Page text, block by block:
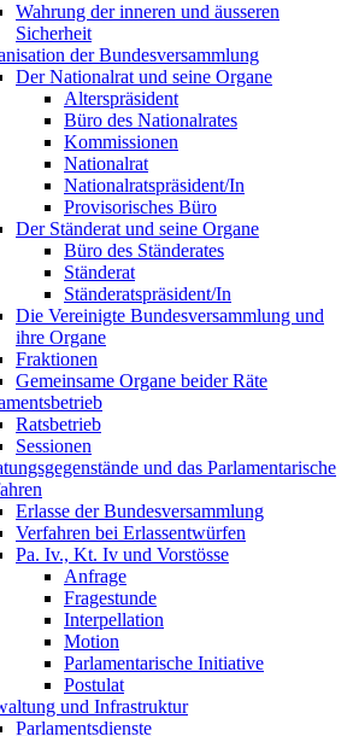
Wahrung der inneren und äusseren
Sicherheit
der Bundesversammlung
Der Nationalrat und seine Organe
Alterspräsident
Büro des Nationalrates
Kommissionen
Nationalrat
Nationalratspräsident/In
Provisorisches Büro
Der Ständerat und seine Organe
Büro des Ständerates
Ständerat
Ständeratspräsident/In
Die Vereinigte Bundesversammlung und
ihre Organe
Fraktionen
Gemeinsame Organe beider Räte
Ratsbetrieb
Sessionen
und das Parlamentarische
Erlasse der Bundesversammlung
Verfahren bei Erlassentwürfen
Pa. Iv., Kt. Iv und Vorstösse
Anfrage
Fragestunde
Interpellation
Motion
Parlamentarische Initiative
Postulat
und Infrastruktur
Parlamentsdienste